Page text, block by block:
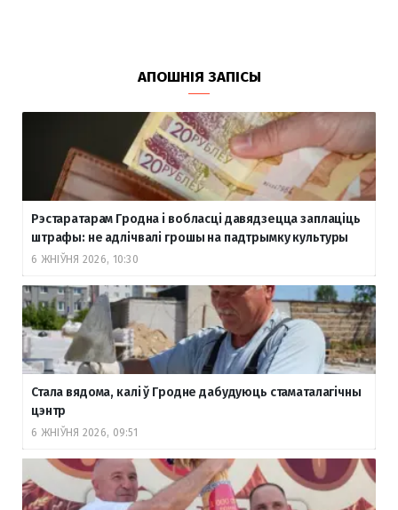
АПОШНІЯ ЗАПІСЫ
Рэстаратарам Гродна і вобласці давядзецца заплаціць
штрафы: не адлічвалі грошы на падтрымку культуры
6 ЖНІЎНЯ 2026, 10:30
Стала вядома, калі ў Гродне дабудуюць стаматалагічны
цэнтр
6 ЖНІЎНЯ 2026, 09:51